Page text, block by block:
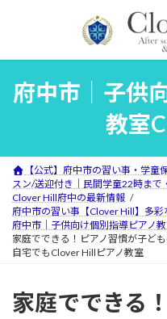
府中市｜子供
教室
【公式】府中市の習い事・学
スン/送迎付き｜民間学童22時まで
Clover Hill府中の最新情報
府中市の習い事【Clover Hill】多彩
府中市｜子供向け個別指導ピアノ
家庭でできる！ピアノ習慣が子ど
自宅でもClover Hillピアノ教室
家庭でできる